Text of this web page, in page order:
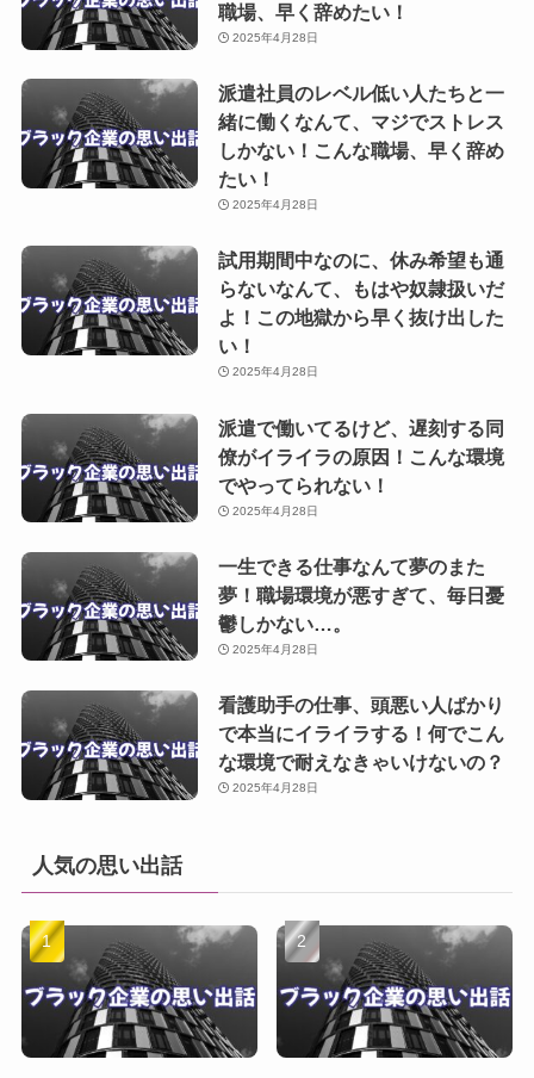
職場、早く辞めたい！
2025年4月28日
派遣社員のレベル低い人たちと一
緒に働くなんて、マジでストレス
しかない！こんな職場、早く辞め
たい！
2025年4月28日
試用期間中なのに、休み希望も通
らないなんて、もはや奴隷扱いだ
よ！この地獄から早く抜け出した
い！
2025年4月28日
派遣で働いてるけど、遅刻する同
僚がイライラの原因！こんな環境
でやってられない！
2025年4月28日
一生できる仕事なんて夢のまた
夢！職場環境が悪すぎて、毎日憂
鬱しかない…。
2025年4月28日
看護助手の仕事、頭悪い人ばかり
で本当にイライラする！何でこん
な環境で耐えなきゃいけないの？
2025年4月28日
人気の思い出話